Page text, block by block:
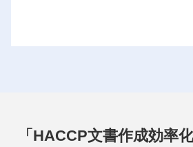
「HACCP文書作成効率